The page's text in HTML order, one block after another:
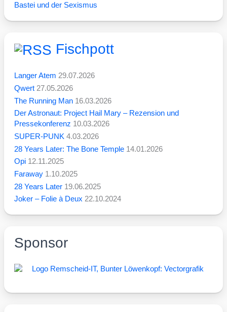
Bastei und der Sexismus
Fischpott
Langer Atem 29.07.2026
Qwert 27.05.2026
The Running Man 16.03.2026
Der Astronaut: Project Hail Mary – Rezension und
Pressekonferenz 10.03.2026
SUPER-PUNK 4.03.2026
28 Years Later: The Bone Temple 14.01.2026
Opi 12.11.2025
Faraway 1.10.2025
28 Years Later 19.06.2025
Joker – Folie à Deux 22.10.2024
Sponsor